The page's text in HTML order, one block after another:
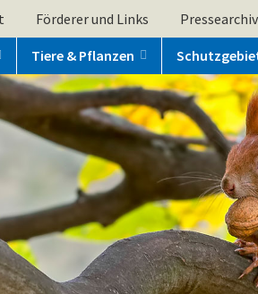
Förderer und Links Pressearchiv
Tiere & Pflanzen